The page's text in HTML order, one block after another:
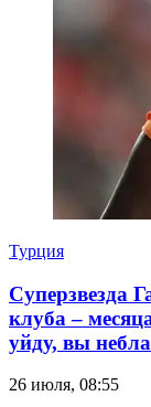
Турция
Суперзвезда
клуба –
уйду, вы
26 июля, 08:55